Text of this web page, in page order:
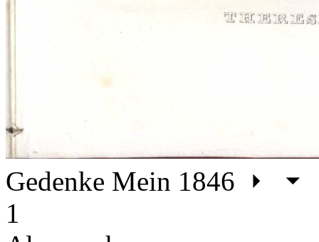
Gedenke Mein 1846
1